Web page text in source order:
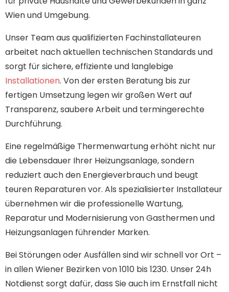
Wien und Umgebung.
Unser Team aus qualifizierten Fachinstallateuren
arbeitet nach aktuellen technischen Standards und
sorgt für sichere, effiziente und langlebige
Installationen. Von der ersten Beratung bis zur
fertigen Umsetzung legen wir großen Wert auf
Transparenz, saubere Arbeit und termingerechte
Durchführung.
Eine regelmäßige Thermenwartung erhöht nicht nur
die Lebensdauer Ihrer Heizungsanlage, sondern
reduziert auch den Energieverbrauch und beugt
teuren Reparaturen vor. Als spezialisierter Installateur
übernehmen wir die professionelle Wartung,
Reparatur und Modernisierung von Gasthermen und
Heizungsanlagen führender Marken.
Bei Störungen oder Ausfällen sind wir schnell vor Ort –
in allen Wiener Bezirken von 1010 bis 1230. Unser 24h
Notdienst sorgt dafür, dass Sie auch im Ernstfall nicht